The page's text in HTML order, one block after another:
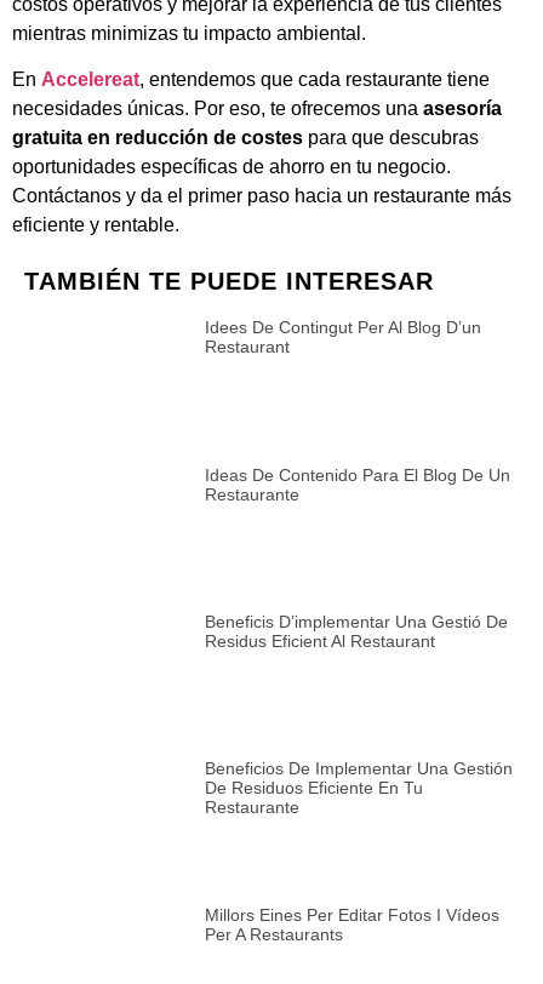
mientras minimizas tu impacto ambiental.
En Accelereat, entendemos que cada restaurante tiene
necesidades únicas. Por eso, te ofrecemos una asesoría
gratuita en reducción de costes para que descubras
oportunidades específicas de ahorro en tu negocio.
Contáctanos y da el primer paso hacia un restaurante más
eficiente y rentable.
TAMBIÉN TE PUEDE INTERESAR
Idees De Contingut Per Al Blog D’un
Restaurant
Ideas De Contenido Para El Blog De Un
Restaurante
Beneficis D’implementar Una Gestió De
Residus Eficient Al Restaurant
Beneficios De Implementar Una Gestión
De Residuos Eficiente En Tu
Restaurante
Millors Eines Per Editar Fotos I Vídeos
Per A Restaurants